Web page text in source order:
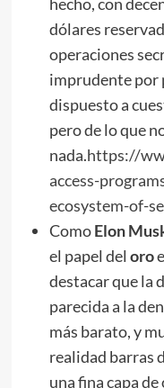
dólares
operaciones
imprudente por
dispuesto a
pero de lo que
nada.https://
access-
ecosystem-of-
ComoElon
el papel del oro
destacar que la
parecida a la
más barato, y
realidad barras
una fina capa